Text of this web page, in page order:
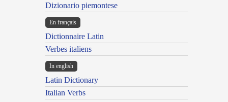
Dizionario piemontese
En français
Dictionnaire Latin
Verbes italiens
In english
Latin Dictionary
Italian Verbs